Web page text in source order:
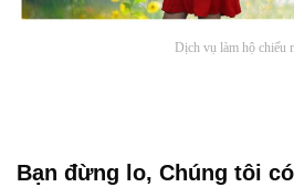
Dịch vụ làm hộ chiếu
Bạn đừng lo, Chúng tôi có